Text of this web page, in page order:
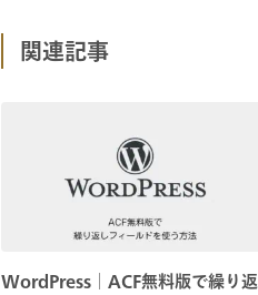
関連記事
WordPress│ACF無料版で繰り返